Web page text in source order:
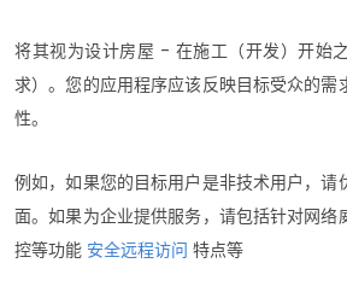
将其视为设计房屋 - 在施工（开发）开始
求）。您的应用程序应该反映目标受众的需
性。
例如，如果您的目标用户是非技术用户，请
面。如果为企业提供服务，请包括针对网络
控等功能 安全远程访问 特点等